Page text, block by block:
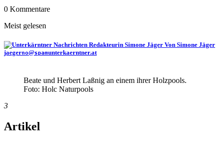
0 Kommentare
Meist gelesen
Von Simone Jäger
jaegerno@spamunterkaerntner.at
Beate und Herbert Laßnig an einem ihrer Holzpools.
Foto: Holc Naturpools
3
Artikel